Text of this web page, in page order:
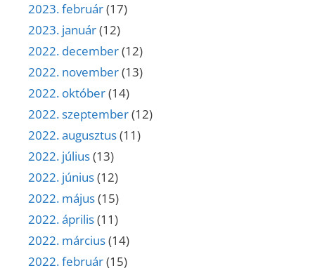
2023. február(17)
2023. január(12)
2022. december(12)
2022. november(13)
2022. október(14)
2022. szeptember(12)
2022. augusztus(11)
2022. július(13)
2022. június(12)
2022. május(15)
2022. április(11)
2022. március(14)
2022. február(15)